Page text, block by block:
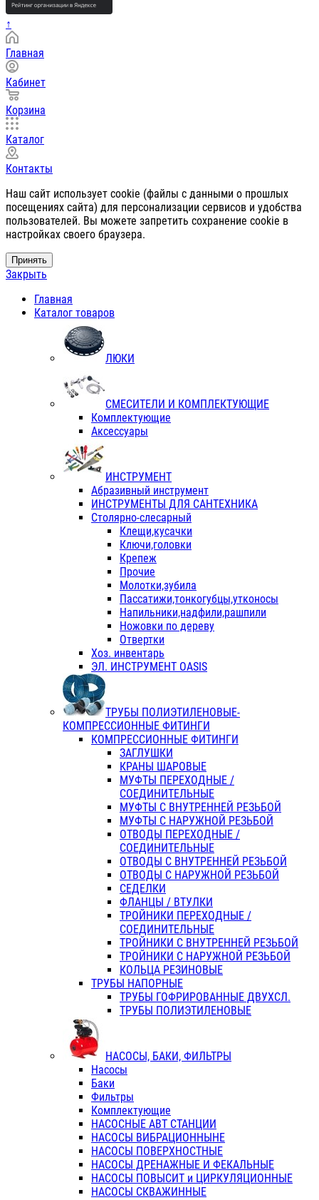
↑
Главная
Кабинет
Корзина
Каталог
Контакты
Наш сайт использует cookie (файлы с данными о прошлых
посещениях сайта) для персонализации сервисов и удобства
пользователей. Вы можете запретить сохранение cookie в
настройках своего браузера.
Принять
Закрыть
Главная
Каталог товаров
ЛЮКИ
СМЕСИТЕЛИ И КОМПЛЕКТУЮЩИЕ
Комплектующие
Аксессуары
ИНСТРУМЕНТ
Абразивный инструмент
ИНСТРУМЕНТЫ ДЛЯ САНТЕХНИКА
Столярно-слесарный
Клещи,кусачки
Ключи,головки
Крепеж
Прочие
Молотки,зубила
Пассатижи,тонкогубцы,утконосы
Напильники,надфили,рашпили
Ножовки по дереву
Отвертки
Хоз. инвентарь
ЭЛ. ИНСТРУМЕНТ OASIS
ТРУБЫ ПОЛИЭТИЛЕНОВЫЕ-
КОМПРЕССИОННЫЕ ФИТИНГИ
КОМПРЕССИОННЫЕ ФИТИНГИ
ЗАГЛУШКИ
КРАНЫ ШАРОВЫЕ
МУФТЫ ПЕРЕХОДНЫЕ /
СОЕДИНИТЕЛЬНЫЕ
МУФТЫ С ВНУТРЕННЕЙ РЕЗЬБОЙ
МУФТЫ С НАРУЖНОЙ РЕЗЬБОЙ
ОТВОДЫ ПЕРЕХОДНЫЕ /
СОЕДИНИТЕЛЬНЫЕ
ОТВОДЫ С ВНУТРЕННЕЙ РЕЗЬБОЙ
ОТВОДЫ С НАРУЖНОЙ РЕЗЬБОЙ
СЕДЕЛКИ
ФЛАНЦЫ / ВТУЛКИ
ТРОЙНИКИ ПЕРЕХОДНЫЕ /
СОЕДИНИТЕЛЬНЫЕ
ТРОЙНИКИ С ВНУТРЕННЕЙ РЕЗЬБОЙ
ТРОЙНИКИ С НАРУЖНОЙ РЕЗЬБОЙ
КОЛЬЦА РЕЗИНОВЫЕ
ТРУБЫ НАПОРНЫЕ
ТРУБЫ ГОФРИРОВАННЫЕ ДВУХСЛ.
ТРУБЫ ПОЛИЭТИЛЕНОВЫЕ
НАСОСЫ, БАКИ, ФИЛЬТРЫ
Насосы
Баки
Фильтры
Комплектующие
НАСОСНЫЕ АВТ СТАНЦИИ
НАСОСЫ ВИБРАЦИОННЫНЕ
НАСОСЫ ПОВЕРХНОСТНЫЕ
НАСОСЫ ДРЕНАЖНЫЕ И ФЕКАЛЬНЫЕ
НАСОСЫ ПОВЫСИТ и ЦИРКУЛЯЦИОННЫЕ
НАСОСЫ СКВАЖИННЫЕ